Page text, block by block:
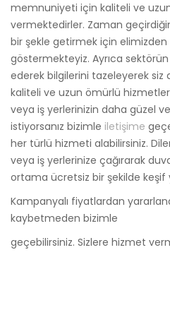
memnuniyeti için kaliteli ve
vermektedirler. Zaman
bir şekle getirmek için
göstermekteyiz. Ayrıca
ederek bilgilerini tazeleyerek
kaliteli ve uzun ömürlü
veya iş yerlerinizin daha güzel
istiyorsanız bizimle iletişime
her türlü hizmeti alabilirsiniz.
veya iş yerlerinize çağırarak
ortama ücretsiz bir şekilde keşif
Kampanyalı fiyatlardan
kaybetmeden bizimle
geçebilirsiniz. Sizlere hizmet